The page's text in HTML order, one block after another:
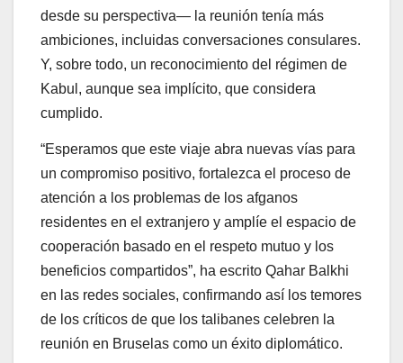
desde su perspectiva— la reunión tenía más
ambiciones, incluidas conversaciones consulares.
Y, sobre todo, un reconocimiento del régimen de
Kabul, aunque sea implícito, que considera
cumplido.
“Esperamos que este viaje abra nuevas vías para
un compromiso positivo, fortalezca el proceso de
atención a los problemas de los afganos
residentes en el extranjero y amplíe el espacio de
cooperación basado en el respeto mutuo y los
beneficios compartidos”, ha escrito Qahar Balkhi
en las redes sociales, confirmando así los temores
de los críticos de que los talibanes celebren la
reunión en Bruselas como un éxito diplomático.